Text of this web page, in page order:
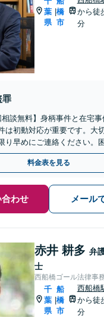
葉
県
|橋
市
から徒
分
罪
相談無料】身柄事件と在宅
は初動対応が重要です。大
り早めにご連絡ください。
結果を目指します。
料金表を見る
わせ メール
赤井 耕多 弁
士
西船橋ゴール法律事
千
葉
県
|
船
橋
市
西船橋
から徒
分